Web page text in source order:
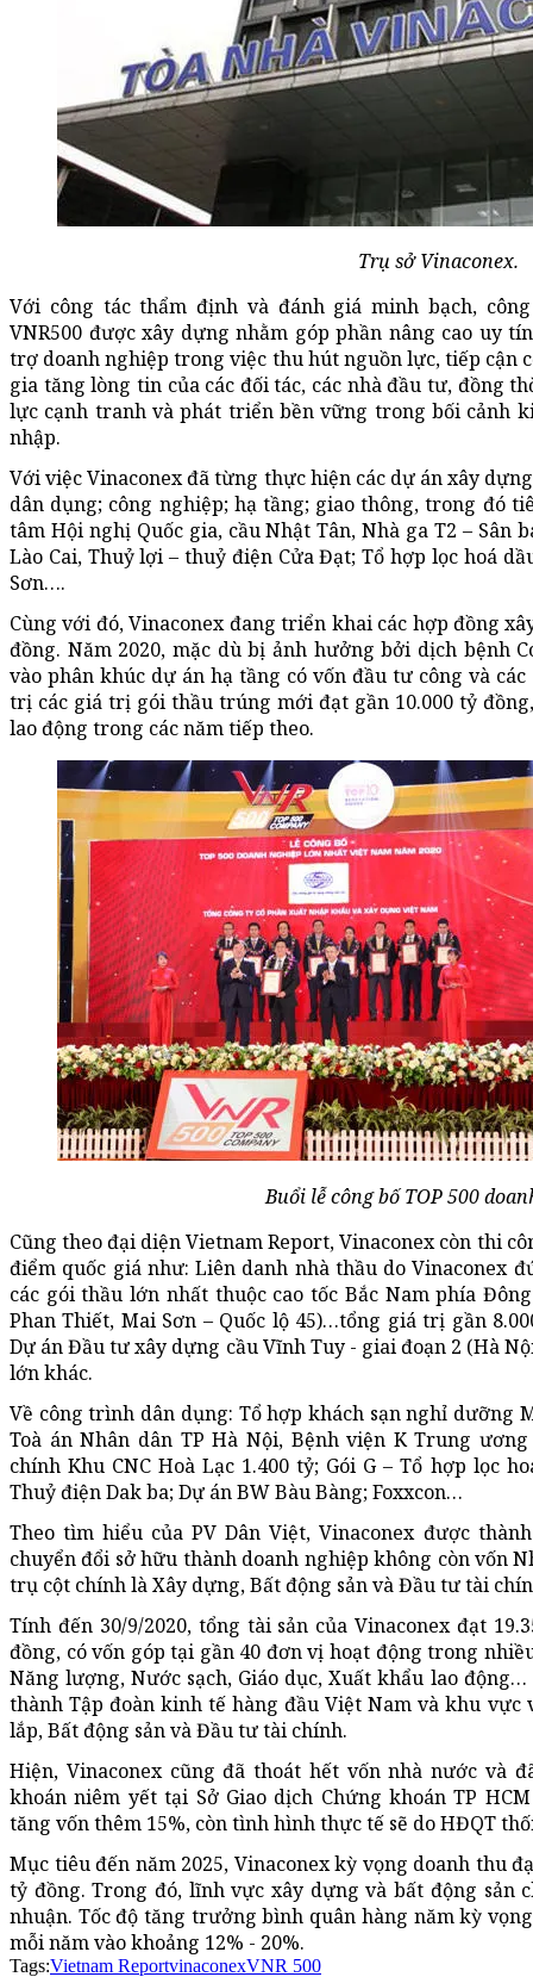
Trụ sở Vinaconex.
Với công tác thẩm định và đánh giá minh bạch,
VNR500 được xây dựng nhằm góp phần nâng cao uy
trợ doanh nghiệp trong việc thu hút nguồn lực, tiếp cận
gia tăng lòng tin của các đối tác, các nhà đầu tư, đồng
lực cạnh tranh và phát triển bền vững trong bối cảnh
nhập.
Với việc Vinaconex đã từng thực hiện các dự án xây
dân dụng; công nghiệp; hạ tầng; giao thông, trong đó
tâm Hội nghị Quốc gia, cầu Nhật Tân, Nhà ga T2 – Sân
Lào Cai, Thuỷ lợi – thuỷ điện Cửa Đạt; Tổ hợp lọc hoá
Sơn….
Cùng với đó, Vinaconex đang triển khai các hợp đồng
đồng. Năm 2020, mặc dù bị ảnh hưởng bởi dịch bệnh
vào phân khúc dự án hạ tầng có vốn đầu tư công và
trị các giá trị gói thầu trúng mới đạt gần 10.000 tỷ
lao động trong các năm tiếp theo.
Buổi lễ công bố TOP 500
Cũng theo đại diện Vietnam Report, Vinaconex còn thi
điểm quốc giá như: Liên danh nhà thầu do Vinaconex
các gói thầu lớn nhất thuộc cao tốc Bắc Nam phía
Phan Thiết, Mai Sơn – Quốc lộ 45)…tổng giá trị gần
Dự án Đầu tư xây dựng cầu Vĩnh Tuy - giai đoạn 2 (Hà
lớn khác.
Về công trình dân dụng: Tổ hợp khách sạn nghỉ dưỡng
Toà án Nhân dân TP Hà Nội, Bệnh viện K Trung
chính Khu CNC Hoà Lạc 1.400 tỷ; Gói G – Tổ hợp lọc
Thuỷ điện Dak ba; Dự án BW Bàu Bàng; Foxxcon…
Theo tìm hiểu của PV Dân Việt, Vinaconex được
chuyển đổi sở hữu thành doanh nghiệp không còn vốn
trụ cột chính là Xây dựng, Bất động sản và Đầu tư tài
Tính đến 30/9/2020, tổng tài sản của Vinaconex đạt
đồng, có vốn góp tại gần 40 đơn vị hoạt động trong
Năng lượng, Nước sạch, Giáo dục, Xuất khẩu lao
thành Tập đoàn kinh tế hàng đầu Việt Nam và khu
lắp, Bất động sản và Đầu tư tài chính.
Hiện, Vinaconex cũng đã thoát hết vốn nhà nước và
khoán niêm yết tại Sở Giao dịch Chứng khoán TP
tăng vốn thêm 15%, còn tình hình thực tế sẽ do HĐQT
Mục tiêu đến năm 2025, Vinaconex kỳ vọng doanh thu
tỷ đồng. Trong đó, lĩnh vực xây dựng và bất động sản
nhuận. Tốc độ tăng trưởng bình quân hàng năm kỳ
mỗi năm vào khoảng 12% - 20%.
Tags:Vietnam ReportvinaconexVNR 500